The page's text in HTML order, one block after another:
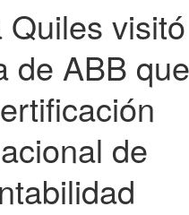
Quiles
de ABB
de